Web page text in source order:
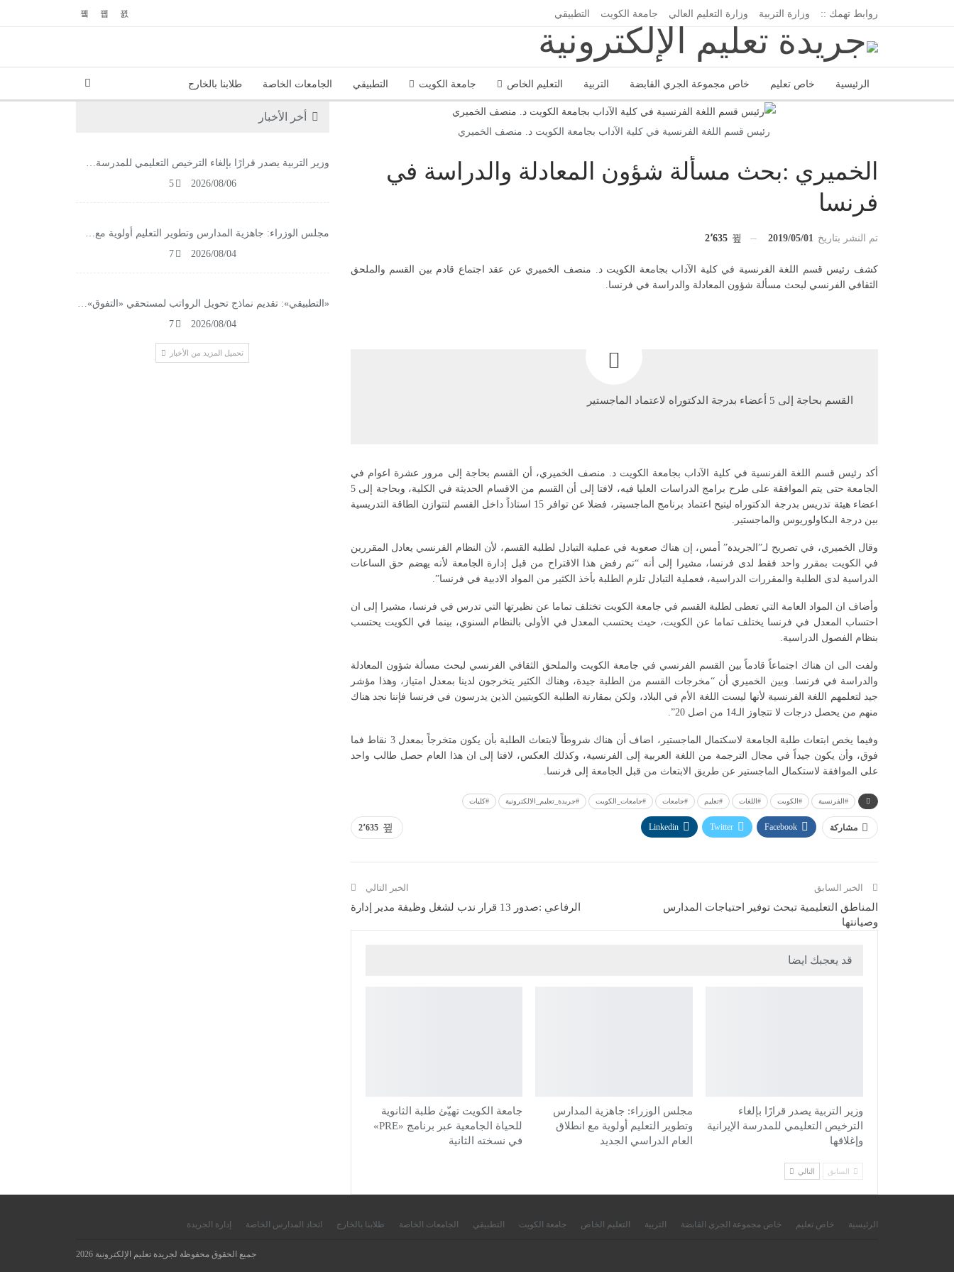
روابط تهمك :: وزارة التربية وزارة التعليم العالي جامعة الكويت التطبيقي
الرئيسية خاص تعليم خاص مجموعة الجري القابضة التربية التعليم الخاص جامعة الكويت التطبيقي الجامعات الخاصة طلابنا بالخارج
إدارة الجريدة
رئيس قسم اللغة الفرنسية في كلية الآداب بجامعة الكويت د. منصف الخميري
الخميري :بحث مسألة شؤون المعادلة والدراسة في
فرنسا
تم النشر بتاريخ 2019/05/01
كشف رئيس قسم اللغة الفرنسية في كلية الآداب بجامعة الكويت د. منصف الخميري عن عقد اجتماع قادم بين القسم والملحق
الثقافي الفرنسي لبحث مسألة شؤون المعادلة والدراسة في فرنسا.
القسم بحاجة إلى 5 أعضاء بدرجة الدكتوراه لاعتماد الماجستير
أكد رئيس قسم اللغة الفرنسية في كلية الآداب بجامعة الكويت د. منصف الخميري، أن القسم بحاجة إلى مرور عشرة اعوام في
الجامعة حتى يتم الموافقة على طرح برامج الدراسات العليا فيه، لافتا إلى أن القسم من الاقسام الحديثة في الكلية، وبحاجة إلى 5
اعضاء هيئة تدريس بدرجة الدكتوراه ليتيح اعتماد برنامج الماجسيتر، فضلا عن توافر 15 استاذاً داخل القسم لتتوازن الطاقة التدريسية
بين درجة البكاولوريوس والماجستير.
وقال الخميري، في تصريح لـ”الجريدة” أمس، إن هناك صعوبة في عملية التبادل لطلبة القسم، لأن النظام الفرنسي يعادل المقررين
في الكويت بمقرر واحد فقط لدى فرنسا، مشيرا إلى أنه “تم رفض هذا الاقتراح من قبل إدارة الجامعة لأنه يهضم حق الساعات
الدراسية لدى الطلبة والمقررات الدراسية، فعملية التبادل تلزم الطلبة بأخذ الكثير من المواد الادبية في فرنسا”.
وأضاف ان المواد العامة التي تعطى لطلبة القسم في جامعة الكويت تختلف تماما عن نظيرتها التي تدرس في فرنسا، مشيرا إلى ان
احتساب المعدل في فرنسا يختلف تماما عن الكويت، حيث يحتسب المعدل في الأولى بالنظام السنوي، بينما في الكويت يحتسب
بنظام الفصول الدراسية.
ولفت الى ان هناك اجتماعاً قادماً بين القسم الفرنسي في جامعة الكويت والملحق الثقافي الفرنسي لبحث مسألة شؤون المعادلة
والدراسة في فرنسا. وبين الخميري أن “مخرجات القسم من الطلبة جيدة، وهناك الكثير يتخرجون لدينا بمعدل امتياز، وهذا مؤشر
جيد لتعلمهم اللغة الفرنسية لأنها ليست اللغة الأم في البلاد، ولكن بمقارنة الطلبة الكويتيين الذين يدرسون في فرنسا فإننا نجد هناك
منهم من يحصل درجات لا تتجاوز الـ14 من اصل 20”.
وفيما يخص ابتعاث طلبة الجامعة لاسكتمال الماجستير، اضاف أن هناك شروطاً لابتعاث الطلبة بأن يكون متخرجاً بمعدل 3 نقاط فما
فوق، وأن يكون جيداً في مجال الترجمة من اللغة العربية إلى الفرنسية، وكذلك العكس، لافتا إلى ان هذا العام حصل طالب واحد
على الموافقة لاستكمال الماجستير عن طريق الابتعاث من قبل الجامعة إلى فرنسا.
#الفرنسية #الكويت #اللغات #تعليم #جامعات #جامعات_الكويت #جريدة_تعليم_الالكترونية #كليات
2٬635 مشاركة Facebook
Twitter
Linkedin
الخبر السابق
المناطق التعليمية تبحث توفير احتياجات المدارس
وصيانتها
الخبر التالي
الرفاعي :صدور 13 قرار ندب لشغل وظيفة مدير إدارة
قد يعجبك ايضا
وزير التربية يصدر قرارًا بإلغاء
الترخيص التعليمي للمدرسة الإيرانية
وإغلاقها
مجلس الوزراء: جاهزية المدارس
وتطوير التعليم أولوية مع انطلاق
العام الدراسي الجديد
جامعة الكويت تهيّئ طلبة الثانوية
للحياة الجامعية عبر برنامج «PRE»
في نسخته الثانية
السابق التالي
أخر الأخبار
وزير التربية يصدر قرارًا بإلغاء الترخيص التعليمي للمدرسة…
2026/08/06
5
مجلس الوزراء: جاهزية المدارس وتطوير التعليم أولوية مع…
2026/08/04
7
«التطبيقي»: تقديم نماذج تحويل الرواتب لمستحقي «التفوق»…
2026/08/04
7
تحميل المزيد من الأخبار
الرئيسية خاص تعليم خاص مجموعة الجري القابضة التربية التعليم الخاص جامعة الكويت التطبيقي الجامعات الخاصة طلابنا بالخارج اتحاد المدارس الخاصة إدارة الجريدة
جميع الحقوق محفوظة لجريدة تعليم الإلكترونية 2026